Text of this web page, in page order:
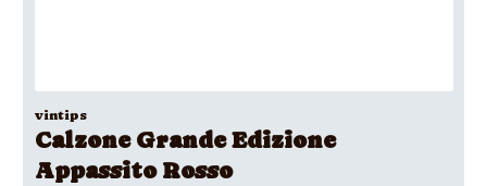
vintips
Calzone Grande Edizione
Appassito Rosso